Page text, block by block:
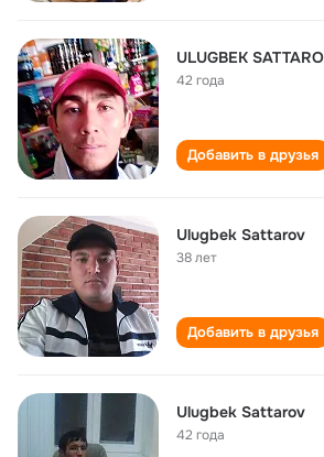
ULUGBEK
42 года
Добавить в друзья
Ulugbek Sattarov
38 лет
Добавить в друзья
Ulugbek Sattarov
42 года